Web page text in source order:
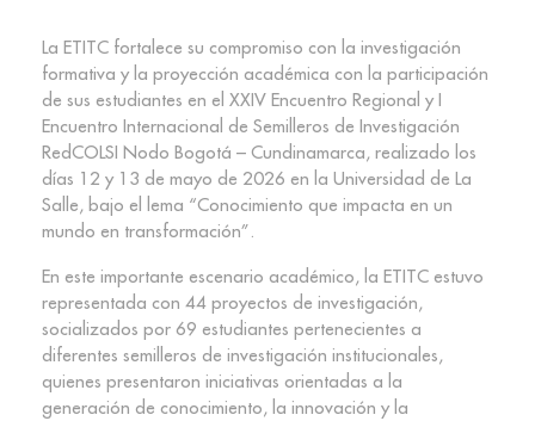
La ETITC fortalece su compromiso con la investigación
formativa y la proyección académica con la participación
de sus estudiantes en el XXIV Encuentro Regional y I
Encuentro Internacional de Semilleros de Investigación
RedCOLSI Nodo Bogotá – Cundinamarca, realizado los
días 12 y 13 de mayo de 2026 en la Universidad de La
Salle, bajo el lema “Conocimiento que impacta en un
mundo en transformación”.
En este importante escenario académico, la ETITC estuvo
representada con 44 proyectos de investigación,
socializados por 69 estudiantes pertenecientes a
diferentes semilleros de investigación institucionales,
quienes presentaron iniciativas orientadas a la
generación de conocimiento, la innovación y la